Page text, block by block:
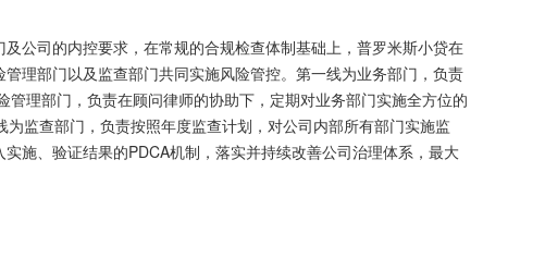
公司的内控要求，在常规的合规检查体制基础上，普罗米斯小贷在
理部门以及监查部门共同实施风险管控。第一线为业务部门，负责
理部门，负责在顾问律师的协助下，定期对业务部门实施全方位的
监查部门，负责按照年度监查计划，对公司内部所有部门实施监
施、验证结果的PDCA机制，落实并持续改善公司治理体系，最大